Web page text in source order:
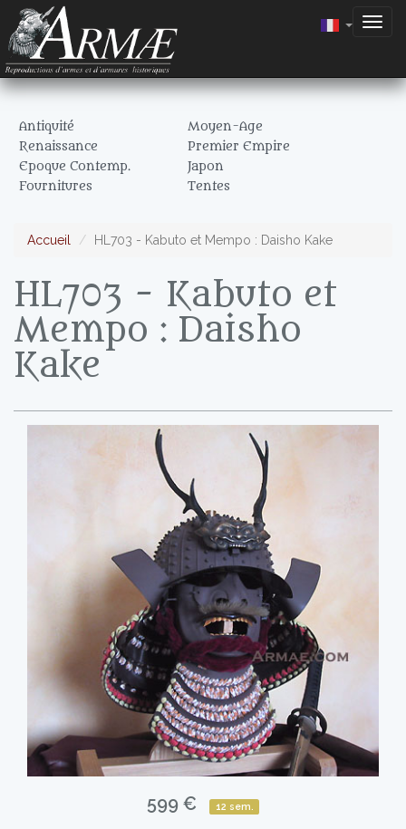
Antiquité
Moyen-Age
Renaissance
Premier Empire
Epoque Contemp.
Japon
Fournitures
Tentes
Accueil HL703 - Kabuto et Mempo : Daisho Kake
HL703 - Kabuto et
Mempo : Daisho
Kake
599 € 12 sem.